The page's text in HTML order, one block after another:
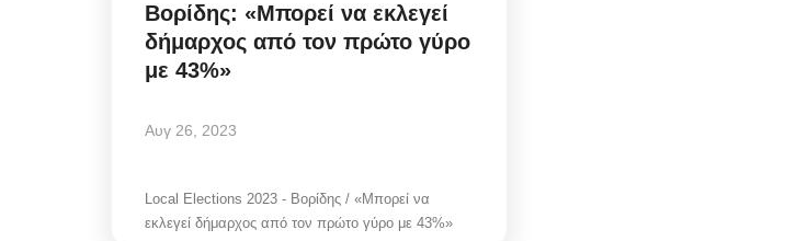
Βορίδης: «Μπορεί να εκλεγεί
δήμαρχος από τον πρώτο γύρο
με 43%»
Αυγ 26, 2023
Local Elections 2023 - Βορίδης / «Μπορεί να
εκλεγεί δήμαρχος από τον πρώτο γύρο με 43%»